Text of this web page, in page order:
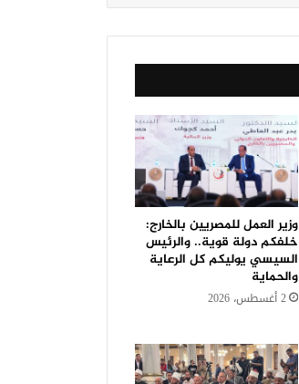
وزير العمل للمصريين بالخارج:
خلفكم دولة قوية.. والرئيس
السيسي يوليكم كل الرعاية
والحماية
2 أغسطس، 2026